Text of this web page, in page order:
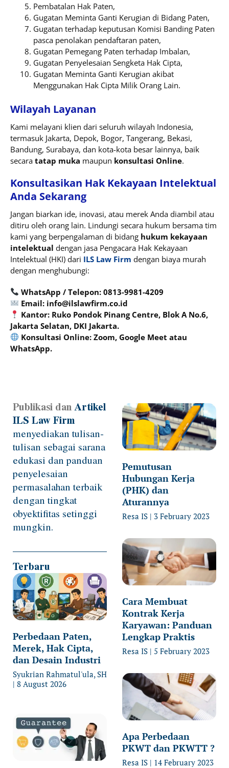
Pembatalan Hak Paten,
Gugatan Meminta Ganti Kerugian di Bidang Paten,
Gugatan terhadap keputusan Komisi Banding Paten
pasca penolakan pendaftaran paten,
Gugatan Pemegang Paten terhadap Imbalan,
Gugatan Penyelesaian Sengketa Hak Cipta,
Gugatan Meminta Ganti Kerugian akibat
Menggunakan Hak Cipta Milik Orang Lain.
Wilayah Layanan
Kami melayani klien dari seluruh wilayah Indonesia,
termasuk Jakarta, Depok, Bogor, Tangerang, Bekasi,
Bandung, Surabaya, dan kota-kota besar lainnya, baik
secara tatap muka maupun konsultasi Online.
Konsultasikan Hak Kekayaan Intelektual
Anda Sekarang
Jangan biarkan ide, inovasi, atau merek Anda diambil atau
ditiru oleh orang lain. Lindungi secara hukum bersama tim
kami yang berpengalaman di bidang hukum kekayaan
intelektual dengan jasa Pengacara Hak Kekayaan
Intelektual (HKI) dari ILS Law Firm dengan biaya murah
dengan menghubungi:
WhatsApp / Telepon: 0813-9981-4209
Email: info@ilslawfirm.co.id
Kantor: Ruko Pondok Pinang Centre, Blok A No.6,
Jakarta Selatan, DKI Jakarta.
Konsultasi Online: Zoom, Google Meet atau
WhatsApp.
Publikasi danArtikel
ILS Law Firm
menyediakan tulisan-
tulisan sebagai sarana
edukasi dan panduan
penyelesaian
permasalahan terbaik
dengan tingkat
obyektifitas setinggi
mungkin.
Terbaru
Perbedaan Paten,
Merek, Hak Cipta,
dan Desain Industri
Syukrian Rahmatul'ula, SH
8 August 2026
Pemutusan
Hubungan Kerja
(PHK) dan
Aturannya
Resa IS 3 February 2023
Cara Membuat
Kontrak Kerja
Karyawan: Panduan
Lengkap Praktis
Resa IS 5 February 2023
Apa Perbedaan
PKWT dan PKWTT ?
Resa IS 14 February 2023
PagePagePagePagePage